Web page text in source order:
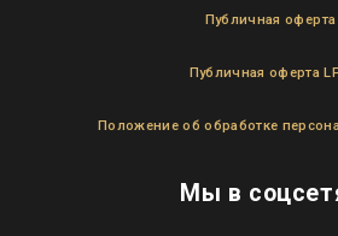
Мы в
Публичная оферта
Публичная оферта
Положение об обработке